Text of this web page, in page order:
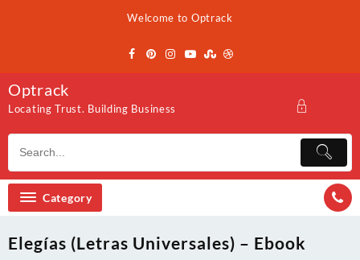
Welcome to Optrack
Optrack
Locating Trust. Building Business
Category
Elegías (Letras Universales) – Ebook